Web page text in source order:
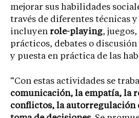
mejorar sus habilidades
través de diferentes técnicas
incluyen role-playing,
prácticos, debates o
y puesta en práctica de las
“Con estas actividades se
comunicación, la empatía, la
conflictos, la autorregulación